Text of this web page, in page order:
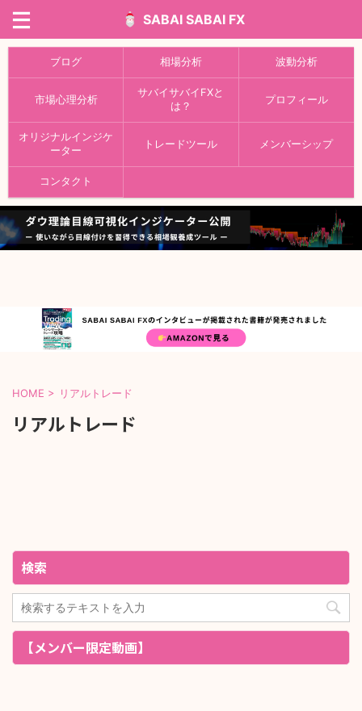
SABAI SABAI FX
ブログ 相場分析 波動分析
市場心理分析
サバイサバイFXと
は？
プロフィール
オリジナルインジケ
ーター
トレードツール メンバーシップ
コンタクト
HOME > リアルトレード
リアルトレード
検索
【メンバー限定動画】